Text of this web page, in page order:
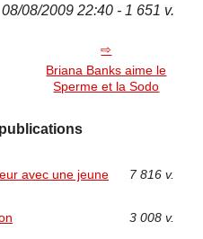
08/08/2009 22:40 - 1 651 v.
Briana Banks aime le
Sperme et la Sodo
avec une jeune
7 816 v.
3 008 v.